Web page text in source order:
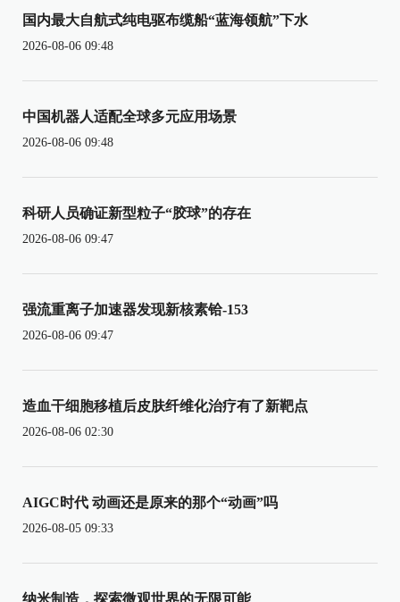
国内最大自航式纯电驱布缆船“蓝海领航”下水
2026-08-06 09:48
中国机器人适配全球多元应用场景
2026-08-06 09:48
科研人员确证新型粒子“胶球”的存在
2026-08-06 09:47
强流重离子加速器发现新核素铪-153
2026-08-06 09:47
造血干细胞移植后皮肤纤维化治疗有了新靶点
2026-08-06 02:30
AIGC时代 动画还是原来的那个“动画”吗
2026-08-05 09:33
纳米制造，探索微观世界的无限可能